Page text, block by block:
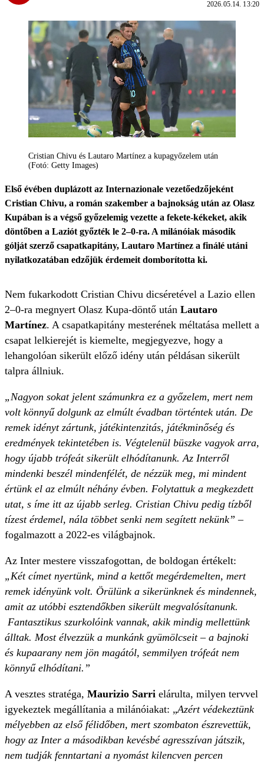
2026.05.14. 13:20
Cristian Chivu és Lautaro Martínez a kupagyőzelem után
(Fotó: Getty Images)
Első évében duplázott az Internazionale vezetőedzőjeként
Cristian Chivu, a román szakember a bajnokság után az Olasz
Kupában is a végső győzelemig vezette a fekete-kékeket, akik
döntőben a Laziót győzték le 2–0-ra. A milánóiak második
gólját szerző csapatkapitány, Lautaro Martínez a finálé utáni
nyilatkozatában edzőjük érdemeit domborította ki.
Nem fukarkodott Cristian Chivu dicséretével a Lazio ellen
2–0-ra megnyert Olasz Kupa-döntő után Lautaro
Martínez. A csapatkapitány mesterének méltatása mellett a
csapat lelkierejét is kiemelte, megjegyezve, hogy a
lehangolóan sikerült előző idény után példásan sikerült
talpra állniuk.
„Nagyon sokat jelent számunkra ez a győzelem, mert nem
volt könnyű dolgunk az elmúlt évadban történtek után. De
remek idényt zártunk, játékintenzitás, játékminőség és
eredmények tekintetében is. Végtelenül büszke vagyok arra,
hogy újabb trófeát sikerült elhódítanunk. Az Interről
mindenki beszél mindenfélét, de nézzük meg, mi mindent
értünk el az elmúlt néhány évben. Folytattuk a megkezdett
utat, s íme itt az újabb serleg. Cristian Chivu pedig tízből
tízest érdemel, nála többet senki nem segített nekünk” –
fogalmazott a 2022-es világbajnok.
Az Inter mestere visszafogottan, de boldogan értékelt:
„Két címet nyertünk, mind a kettőt megérdemelten, mert
remek idényünk volt. Örülünk a sikerünknek és mindennek,
amit az utóbbi esztendőkben sikerült megvalósítanunk.
Fantasztikus szurkolóink vannak, akik mindig mellettünk
álltak. Most élvezzük a munkánk gyümölcseit – a bajnoki
és kupaarany nem jön magától, semmilyen trófeát nem
könnyű elhódítani.”
A vesztes stratéga, Maurizio Sarri elárulta, milyen tervvel
igyekeztek megállítania a milánóiakat: „Azért védekeztünk
mélyebben az első félidőben, mert szombaton észrevettük,
hogy az Inter a másodikban kevésbé agresszívan játszik,
nem tudják fenntartani a nyomást kilencven percen